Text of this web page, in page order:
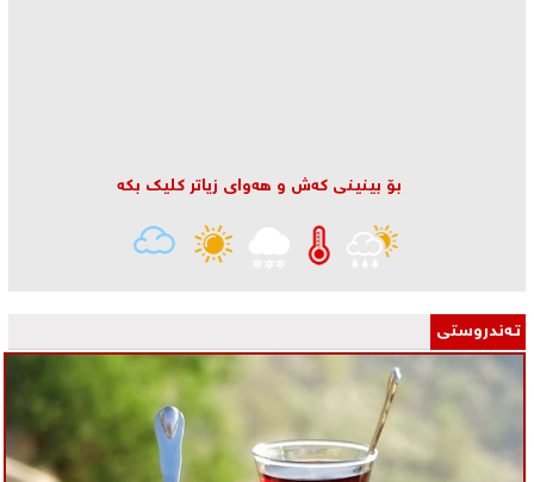
بۆ بینینی كه‌ش و هه‌وای زیاتر كلیك بكه‌
تـه‌ندروستی